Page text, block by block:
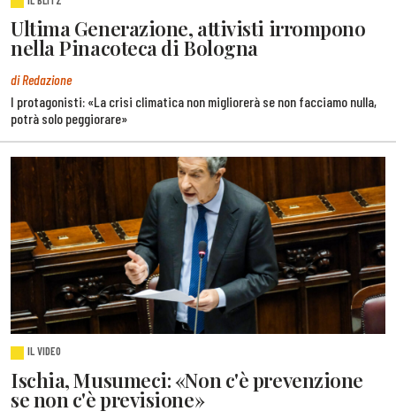
Ultima Generazione, attivisti irrompono
nella Pinacoteca di Bologna
di Redazione
I protagonisti: «La crisi climatica non migliorerà se non facciamo nulla,
potrà solo peggiorare»
IL VIDEO
Ischia, Musumeci: «Non c'è prevenzione
se non c'è previsione»